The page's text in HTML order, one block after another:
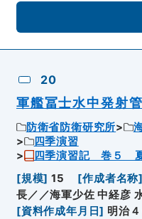
20
軍艦冨士水中発射
防衛省防衛研究所
四季演習
四季演習記 巻５
[規模] 15 [作成者名称]
長／／海軍少佐 中経彦
[資料作成年月日] 明治